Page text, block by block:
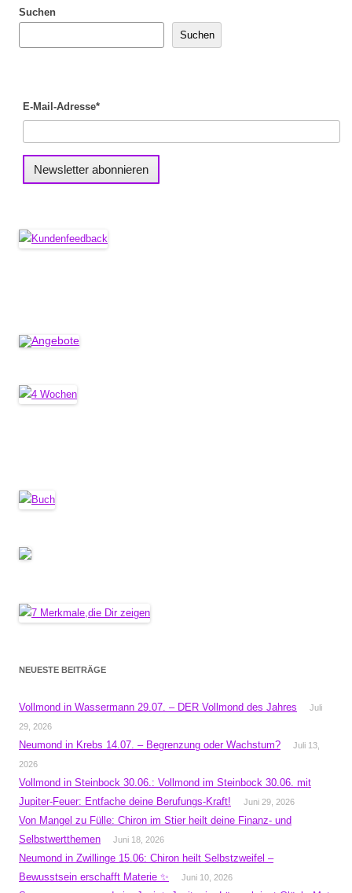
Suchen
Suchen
E-Mail-Adresse*
NEUESTE BEITRÄGE
Vollmond in Wassermann 29.07. – DER Vollmond des Jahres
Juli
29, 2026
Neumond in Krebs 14.07. – Begrenzung oder Wachstum?
Juli 13,
2026
Vollmond in Steinbock 30.06.: Vollmond im Steinbock 30.06. mit
Jupiter-Feuer: Entfache deine Berufungs-Kraft!
Juni 29, 2026
Von Mangel zu Fülle: Chiron im Stier heilt deine Finanz- und
Selbstwertthemen
Juni 18, 2026
Neumond in Zwillinge 15.06: Chiron heilt Selbstzweifel –
Bewusstsein erschafft Materie ✨
Juni 10, 2026